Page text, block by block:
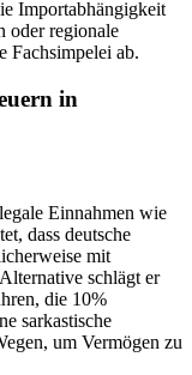
Importabhängigkeit
oder regionale
Fachsimpelei ab.
in
Einnahmen wie
dass deutsche
mit
schlägt er
die 10%
sarkastische
um Vermögen zu